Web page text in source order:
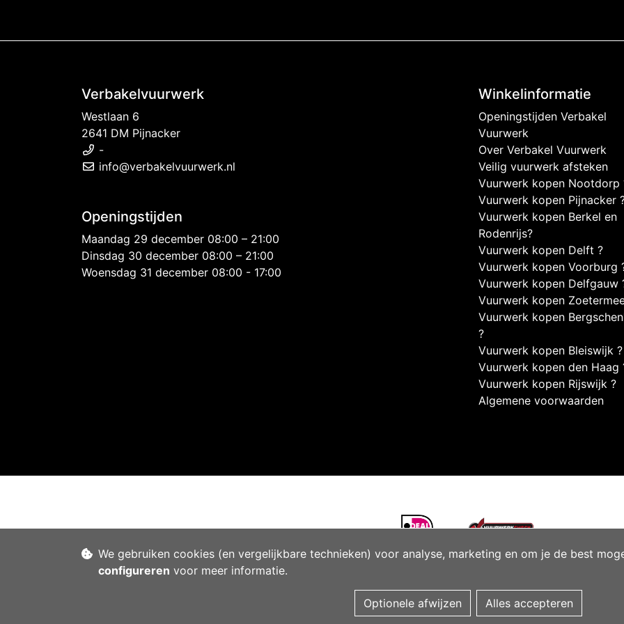
We gebruiken cookies (en vergelijkbare technieken) voor analyse, marketing en om je de best
configureren voor meer informatie.
Optionele afwijzen Alles accepteren
Verbakelvuurwerk
Westlaan 6
2641 DM Pijnacker
-
info@verbakelvuurwerk.nl
Openingstijden
Maandag 29 december 08:00 – 21:00
Dinsdag 30 december 08:00 – 21:00
Woensdag 31 december 08:00 - 17:00
Winkelinformatie
Openingstijden Verbakel
Vuurwerk
Over Verbakel Vuurwerk
Veilig vuurwerk afsteken
Vuurwerk kopen Nootdorp
Vuurwerk kopen Pijnacker
Vuurwerk kopen Berkel en
Rodenrijs?
Vuurwerk kopen Delft ?
Vuurwerk kopen Voorburg
Vuurwerk kopen Delfgauw
Vuurwerk kopen
Vuurwerk kopen
?
Vuurwerk kopen Bleiswijk ?
Vuurwerk kopen den Haag
Vuurwerk kopen Rijswijk ?
Algemene voorwaarden
Managed hosting